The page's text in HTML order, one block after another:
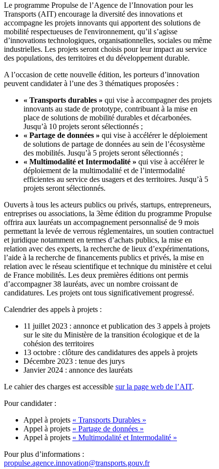
Le programme Propulse de l’Agence de l’Innovation pour les
Transports (AIT) encourage la diversité des innovations et
accompagne les projets innovants qui apportent des solutions de
mobilité respectueuses de l'environnement, qu’il s’agisse
d’innovations technologiques, organisationnelles, sociales ou même
industrielles. Les projets seront choisis pour leur impact au service
des populations, des territoires et du développement durable.
A l’occasion de cette nouvelle édition, les porteurs d’innovation
peuvent candidater à l’une des 3 thématiques proposées :
« Transports durables » qui vise à accompagner des projets
innovants au stade de prototype, contribuant à la mise en
place de solutions de mobilité durables et décarbonées.
Jusqu’à 10 projets seront sélectionnés ;
« Partage de données » qui vise à accélérer le déploiement
de solutions de partage de données au sein de l’écosystème
des mobilités. Jusqu’à 5 projets seront sélectionnés ;
« Multimodalité et Intermodalité » qui vise à accélérer le
déploiement de la multimodalité et de l’intermodalité
efficientes au service des usagers et des territoires. Jusqu’à 5
projets seront sélectionnés.
Ouverts à tous les acteurs publics ou privés, startups, entrepreneurs,
entreprises ou associations, la 3ème édition du programme Propulse
offrira aux lauréats un accompagnement personnalisé de 9 mois
permettant la levée de verrous réglementaires, un soutien contractuel
et juridique notamment en termes d’achats publics, la mise en
relation avec des experts, la recherche de lieux d’expérimentations,
l’aide à la recherche de financements publics et privés, la mise en
relation avec le réseau scientifique et technique du ministère et celui
de France mobilités. Les deux premières éditions ont permis
d’accompagner 38 lauréats, avec un nombre croissant de
candidatures. Les projets ont tous significativement progressé.
Calendrier des appels à projets :
11 juillet 2023 : annonce et publication des 3 appels à projets
sur le site du Ministère de la transition écologique et de la
cohésion des territoires
13 octobre : clôture des candidatures des appels à projets
Décembre 2023 : tenue des jurys
Janvier 2024 : annonce des lauréats
Le cahier des charges est accessible sur la page web de l’AIT.
Pour candidater :
Appel à projets « Transports Durables »
Appel à projets « Partage de données »
Appel à projets « Multimodalité et Intermodalité »
Pour plus d’informations :
propulse.agence.innovation@transports.gouv.fr